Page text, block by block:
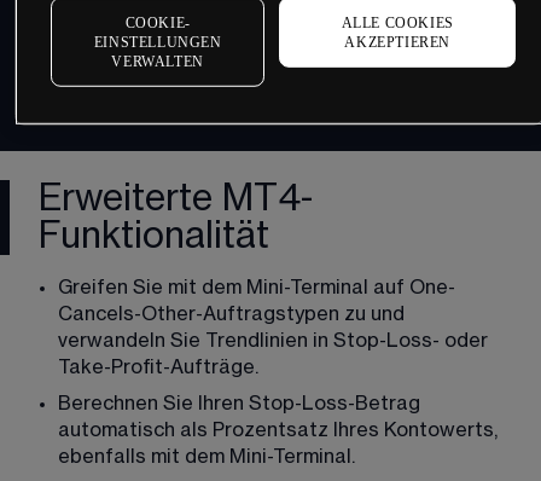
Erweiterte MT4-
Funktionalität
Greifen Sie mit dem Mini-Terminal auf One-
Cancels-Other-Auftragstypen zu und
verwandeln Sie Trendlinien in Stop-Loss- oder
Take-Profit-Aufträge.
Berechnen Sie Ihren Stop-Loss-Betrag
automatisch als Prozentsatz Ihres Kontowerts,
ebenfalls mit dem Mini-Terminal.
COOKIE-
EINSTELLUNGEN
VERWALTEN
ALLE COOKIES
AKZEPTIEREN